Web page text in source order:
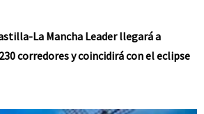
La Mancha Leader llegará a
corredores y coincidirá con el eclipse